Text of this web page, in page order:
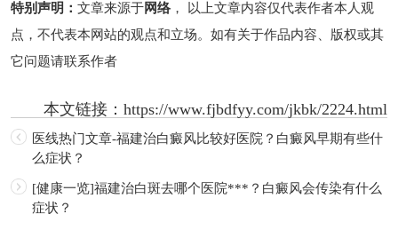
特别声明： 文章来源于网络， 以上文章内容仅代表作者本人观
点，不代表本网站的观点和立场。如有关于作品内容、版权或其
它问题请联系作者
本文链接：https://www.fjbdfyy.com/jkbk/2224.html
医线热门文章-福建治白癜风比较好医院？白癜风早期有些什
么症状？
[健康一览]福建治白斑去哪个医院***？白癜风会传染有什么
症状？